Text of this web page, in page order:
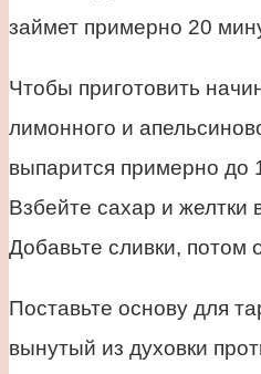
займет примерно 20
Чтобы приготовить
лимонного и
выпарится примерно до
Взбейте сахар и желтки
Добавьте сливки, потом
Поставьте основу для
вынутый из духовки